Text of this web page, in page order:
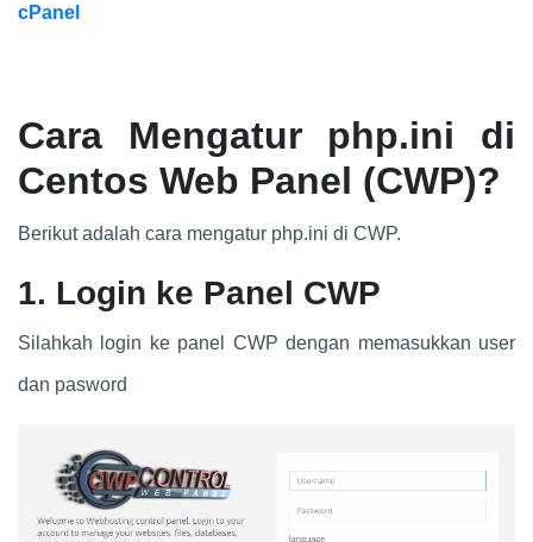
cPanel
Cara Mengatur php.ini di
Centos Web Panel (CWP)?
Berikut adalah cara mengatur php.ini di CWP.
1. Login ke Panel CWP
Silahkah login ke panel CWP dengan memasukkan user
dan pasword